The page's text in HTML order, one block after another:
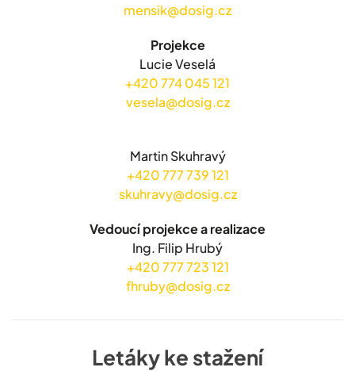
mensik@dosig.cz
Projekce
Lucie Veselá
+420 774 045 121
vesela@dosig.cz
Martin Skuhravý
+420 777 739 121
skuhravy@dosig.cz
Vedoucí projekce a realizace
Ing. Filip Hrubý
+420 777 723 121
fhruby@dosig.cz
Letáky ke stažení